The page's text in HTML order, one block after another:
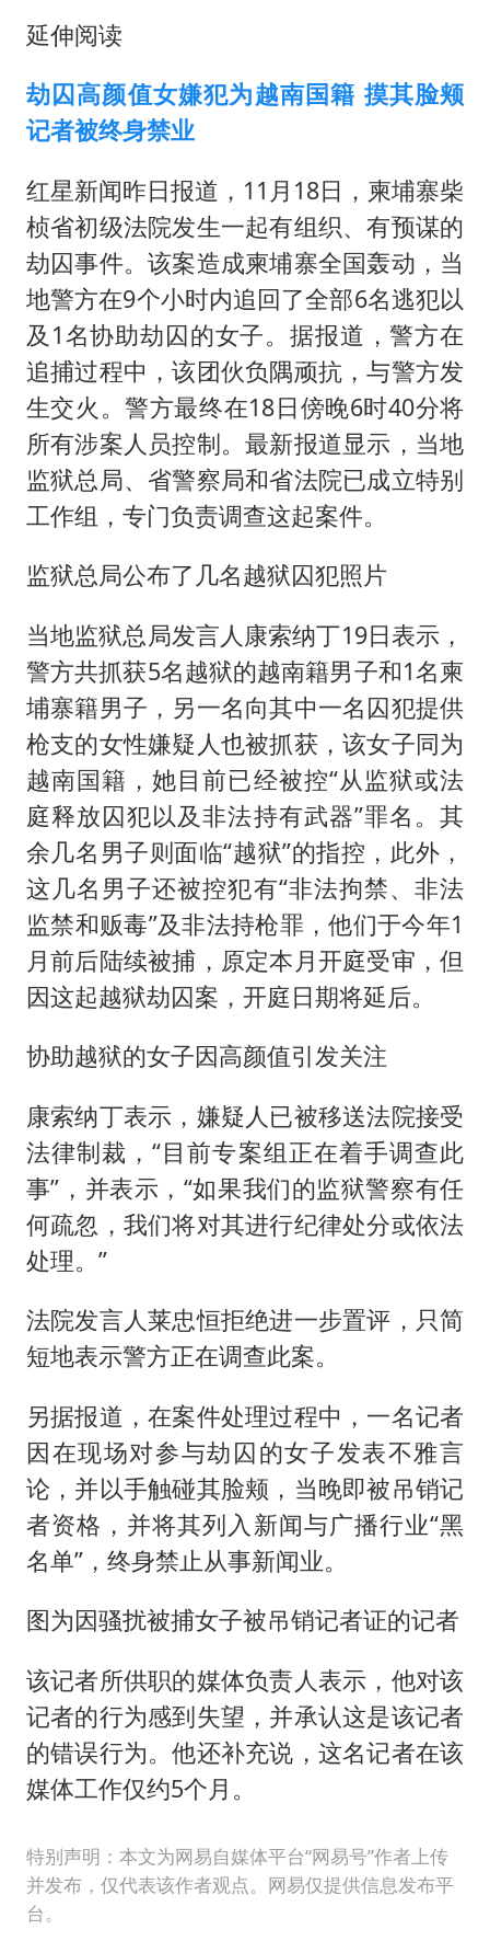
延伸阅读
劫囚高颜值女嫌犯为越南国籍 摸其脸颊
记者被终身禁业
红星新闻昨日报道，11月18日，柬埔寨柴
桢省初级法院发生一起有组织、有预谋的
劫囚事件。该案造成柬埔寨全国轰动，当
地警方在9个小时内追回了全部6名逃犯以
及1名协助劫囚的女子。据报道，警方在
追捕过程中，该团伙负隅顽抗，与警方发
生交火。警方最终在18日傍晚6时40分将
所有涉案人员控制。最新报道显示，当地
监狱总局、省警察局和省法院已成立特别
工作组，专门负责调查这起案件。
监狱总局公布了几名越狱囚犯照片
当地监狱总局发言人康索纳丁19日表示，
警方共抓获5名越狱的越南籍男子和1名柬
埔寨籍男子，另一名向其中一名囚犯提供
枪支的女性嫌疑人也被抓获，该女子同为
越南国籍，她目前已经被控“从监狱或法
庭释放囚犯以及非法持有武器”罪名。其
余几名男子则面临“越狱”的指控，此外，
这几名男子还被控犯有“非法拘禁、非法
监禁和贩毒”及非法持枪罪，他们于今年1
月前后陆续被捕，原定本月开庭受审，但
因这起越狱劫囚案，开庭日期将延后。
协助越狱的女子因高颜值引发关注
康索纳丁表示，嫌疑人已被移送法院接受
法律制裁，“目前专案组正在着手调查此
事”，并表示，“如果我们的监狱警察有任
何疏忽，我们将对其进行纪律处分或依法
处理。”
法院发言人莱忠恒拒绝进一步置评，只简
短地表示警方正在调查此案。
另据报道，在案件处理过程中，一名记者
因在现场对参与劫囚的女子发表不雅言
论，并以手触碰其脸颊，当晚即被吊销记
者资格，并将其列入新闻与广播行业“黑
名单”，终身禁止从事新闻业。
图为因骚扰被捕女子被吊销记者证的记者
该记者所供职的媒体负责人表示，他对该
记者的行为感到失望，并承认这是该记者
的错误行为。他还补充说，这名记者在该
媒体工作仅约5个月。
特别声明：本文为网易自媒体平台“网易号”作者上传
并发布，仅代表该作者观点。网易仅提供信息发布平
台。